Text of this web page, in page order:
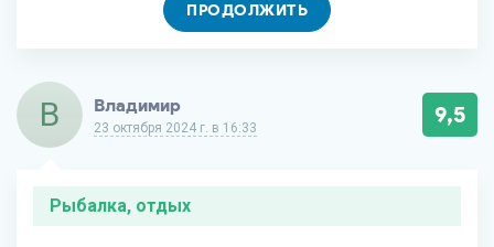
ПРОДОЛЖИТЬ
В Владимир
23 октября 2024 г. в 16:33 9,5
Рыбалка, отдых